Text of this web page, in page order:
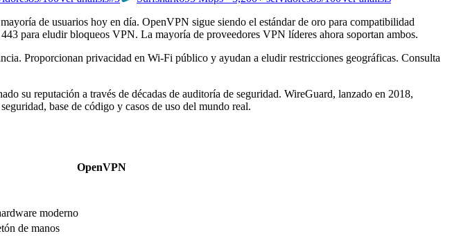
de usuarios hoy en día. OpenVPN sigue siendo el estándar de oro para compatibilidad
para eludir bloqueos VPN. La mayoría de proveedores VPN líderes ahora soportan ambos.
Proporcionan privacidad en Wi-Fi público y ayudan a eludir restricciones geográficas. Consulta
su reputación a través de décadas de auditoría de seguridad. WireGuard, lanzado en 2018,
base de código y casos de uso del mundo real.
OpenVPN
moderno
de manos